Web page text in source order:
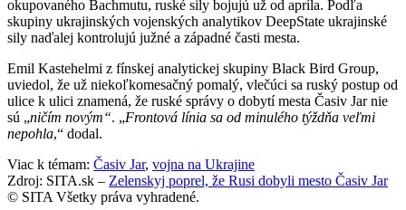
okupovaného Bachmutu, ruské sily bojujú už od apríla. Podľa
skupiny ukrajinských vojenských analytikov DeepState ukrajinské
sily naďalej kontrolujú južné a západné časti mesta.
Emil Kastehelmi z fínskej analytickej skupiny Black Bird Group,
uviedol, že už niekoľkomesačný pomalý, vlečúci sa ruský postup od
ulice k ulici znamená, že ruské správy o dobytí mesta Časiv Jar nie
sú „ničím novým“. „Frontová línia sa od minulého týždňa veľmi
nepohla,“ dodal.
Viac k témam: Časiv Jar, vojna na Ukrajine
Zdroj: SITA.sk – Zelenskyj poprel, že Rusi dobyli mesto Časiv Jar
© SITA Všetky práva vyhradené.